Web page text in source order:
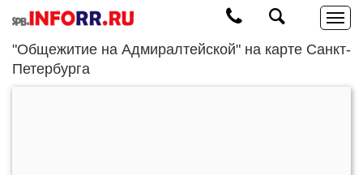
"Общежитие на Адмиралтейской" на карте Санкт-
Петербурга